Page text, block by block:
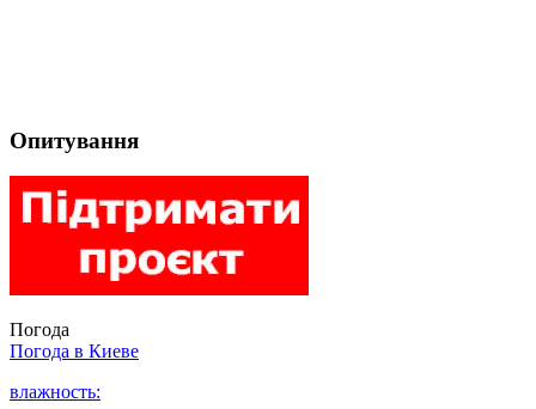
Опитування
Погода
Погода в Киеве
влажность: